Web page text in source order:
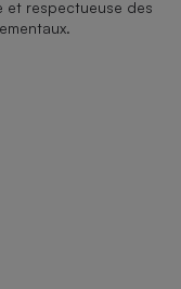
et respectueuse des